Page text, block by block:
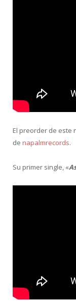
El preorder de este
de napalmrecords.
Su primer single, «